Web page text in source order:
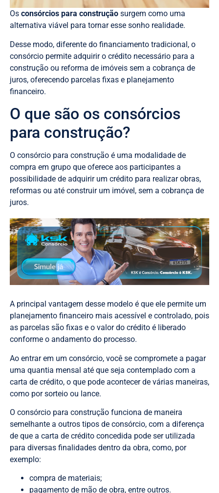
Os consórcios para construção surgem como uma
alternativa viável para tornar esse sonho realidade.
Desse modo, diferente do financiamento tradicional, o
consórcio permite adquirir o crédito necessário para a
construção ou reforma de imóveis sem a cobrança de
juros, oferecendo parcelas fixas e planejamento
financeiro.
O que são os consórcios
para construção?
O consórcio para construção é uma modalidade de
compra em grupo que oferece aos participantes a
possibilidade de adquirir um crédito para realizar obras,
reformas ou até construir um imóvel, sem a cobrança de
juros.
A principal vantagem desse modelo é que ele permite um
planejamento financeiro mais acessível e controlado, pois
as parcelas são fixas e o valor do crédito é liberado
conforme o andamento do processo.
Ao entrar em um consórcio, você se compromete a pagar
uma quantia mensal até que seja contemplado com a
carta de crédito, o que pode acontecer de várias maneiras,
como por sorteio ou lance.
O consórcio para construção funciona de maneira
semelhante a outros tipos de consórcio, com a diferença
de que a carta de crédito concedida pode ser utilizada
para diversas finalidades dentro da obra, como, por
exemplo:
compra de materiais;
pagamento de mão de obra, entre outros.